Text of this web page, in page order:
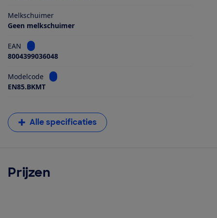
Melkschuimer
Geen melkschuimer
EAN
Bekijk informatie voor EAN
8004399036048
Modelcode
Bekijk informatie voor Modelcode
EN85.BKMT
Alle specificaties
Prijzen